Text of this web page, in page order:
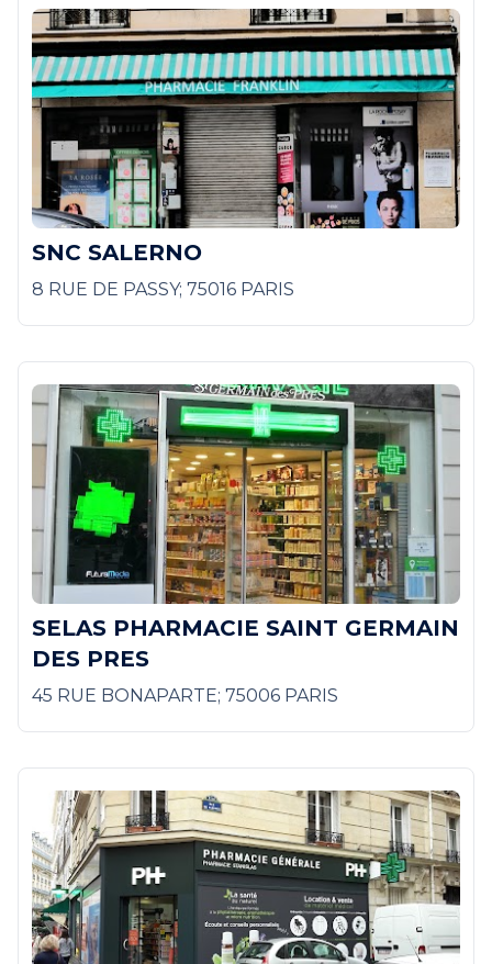
SNC SALERNO
8 RUE DE PASSY; 75016 PARIS
SELAS PHARMACIE SAINT GERMAIN
DES PRES
45 RUE BONAPARTE; 75006 PARIS